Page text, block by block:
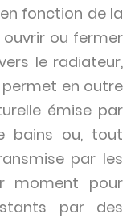
fonction de la
ou fermer
le radiateur,
en outre
émise par
bains ou, tout
par les
moment pour
par des